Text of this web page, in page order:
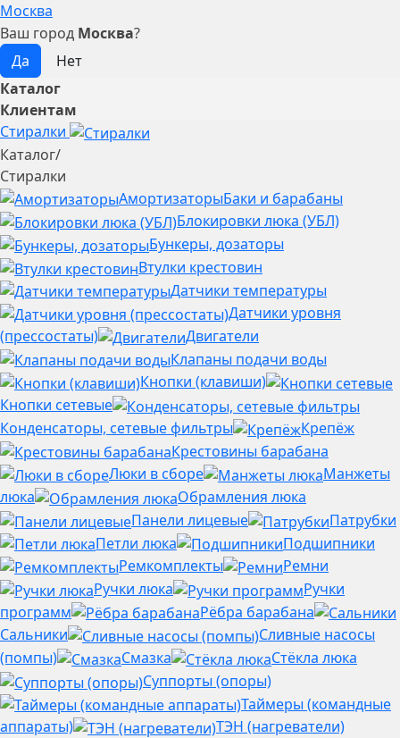
Москва
Ваш город Москва?
Каталог
Клиентам
Стиралки
Каталог/
Стиралки
АмортизаторыБаки и барабаны
Блокировки люка (УБЛ)
Бункеры, дозаторы
Втулки крестовин
Датчики температуры
Датчики уровня
(прессостаты)
Двигатели
Клапаны подачи воды
Кнопки (клавиши)
Кнопки сетевые
Конденсаторы, сетевые фильтры
Крепёж
Крестовины барабана
Люки в сборе
Манжеты
люка
Обрамления люка
Панели лицевые
Патрубки
Петли люка
Подшипники
Ремкомплекты
Ремни
Ручки люка
Ручки
программ
Рёбра барабана
Сальники
Сливные насосы
(помпы)
Смазка
Стёкла люка
Суппорты (опоры)
Таймеры (командные
аппараты)
ТЭН (нагреватели)